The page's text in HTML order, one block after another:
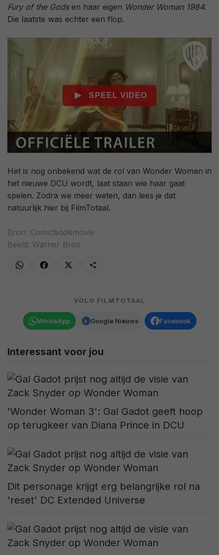
Fury of the Godsen haar eigen Wonder Woman 1984.
Die laatste was echter een flop.
Het is nog onbekend wat de rol van Wonder Woman in
het nieuwe DCU wordt, laat staan wie haar gaat
spelen. Zodra we meer weten, dan lees je dat
natuurlijk hier bij FilmTotaal.
Bron: Comicbookmovie
Beeld: Warner Bros.
VOLG FILMTOTAAL
WhatsApp Google Nieuws Facebook
Interessant voor jou
'Wonder Woman 3': Gal Gadot geeft hoop
op terugkeer van Diana Prince in DCU
Dit personage krijgt erg belangrijke rol na
'reset' DC Extended Universe